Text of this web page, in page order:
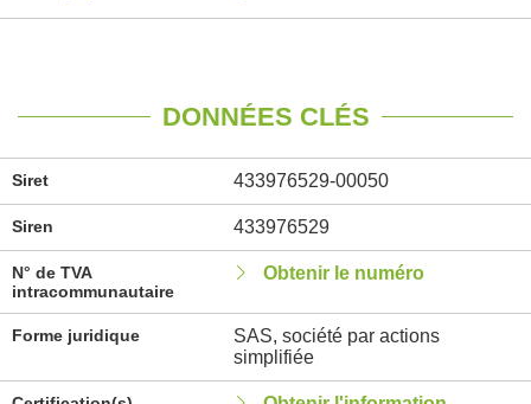
DONNÉES CLÉS
Siret 433976529-00050
Siren 433976529
N° de TVA
intracommunautaire
Obtenir le numéro
Forme juridique
SAS, société par actions
simplifiée